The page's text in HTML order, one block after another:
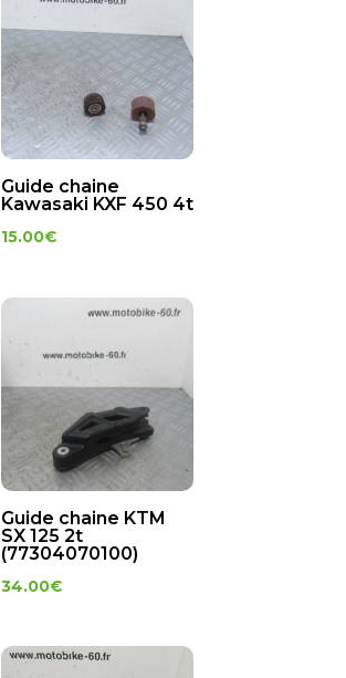
Guide chaine
Kawasaki KXF 450 4t
15.00€
Guide chaine KTM
SX 125 2t
(77304070100)
34.00€